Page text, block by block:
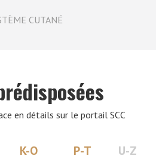
CUTANÉ
en détails sur le portail SCC
K-O P-T U-Z